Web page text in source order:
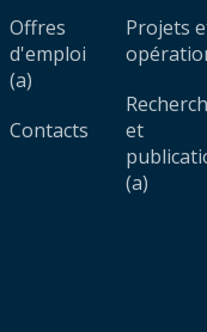
Offres
d'emploi
(a)
Contacts
Projets
et
(a)